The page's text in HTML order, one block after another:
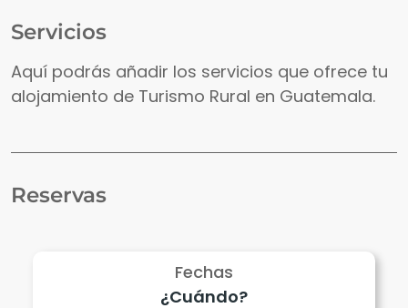
Servicios
Aquí podrás añadir los servicios que ofrece tu
alojamiento de Turismo Rural en Guatemala.
Reservas
Fechas